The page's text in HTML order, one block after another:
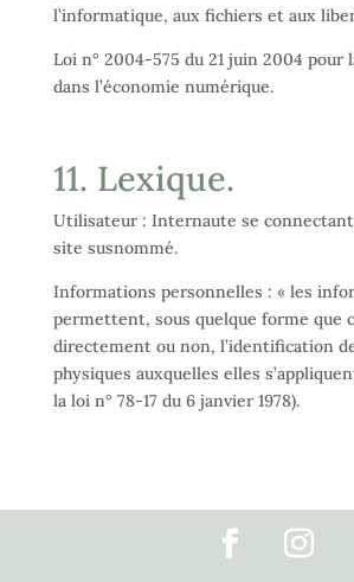
l’informatique, aux fichiers et aux
Loi n° 2004-575 du 21 juin 2004 pour
dans l’économie numérique.
11. Lexique.
Utilisateur : Internaute se
site susnommé.
Informations personnelles : « les
permettent, sous quelque forme que
directement ou non, l’identification
physiques auxquelles elles
la loi n° 78-17 du 6 janvier 1978).